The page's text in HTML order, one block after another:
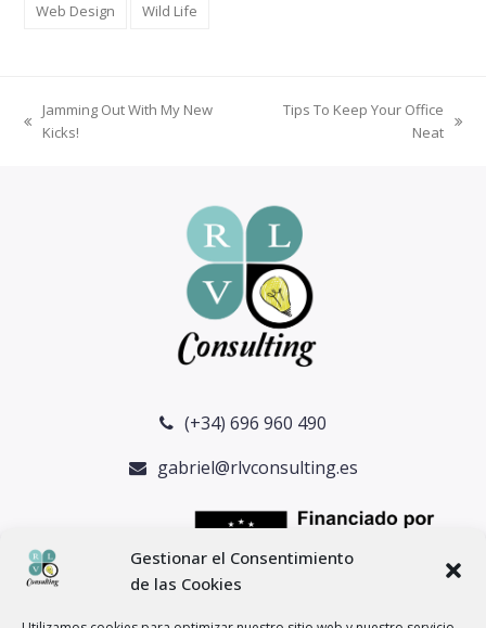
Gestionar el Consentimiento
de las Cookies
Web Design
Wild Life
previous
Jamming Out With My New
Kicks!
Tips To Keep Your Office
Neat
(+34) 696 960 490
gabriel@rlvconsulting.es